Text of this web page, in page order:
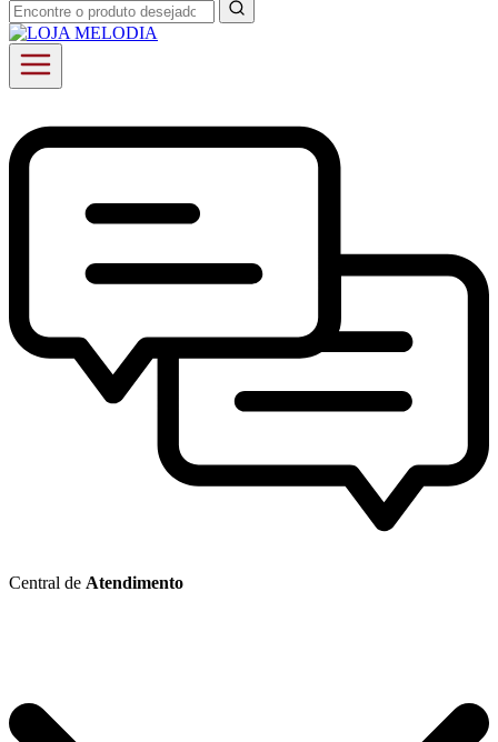
Central de Atendimento